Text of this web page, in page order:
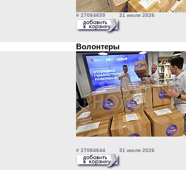
# 27084659 31 июля 2026
Волонтеры
# 27084644 31 июля 2026